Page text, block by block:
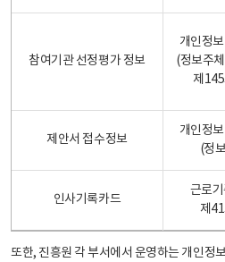
참여기관 선정평가 정보
개인정
(정보주
제
제안서 접수정보
개인정
(정
인사기록카드
근로
제
또한, 진흥원 각 부서에서 운영하는 개인정